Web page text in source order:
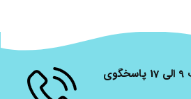
شنبه تا پنجشنبه، از ساعت 9 الی 17 پاسخگوی